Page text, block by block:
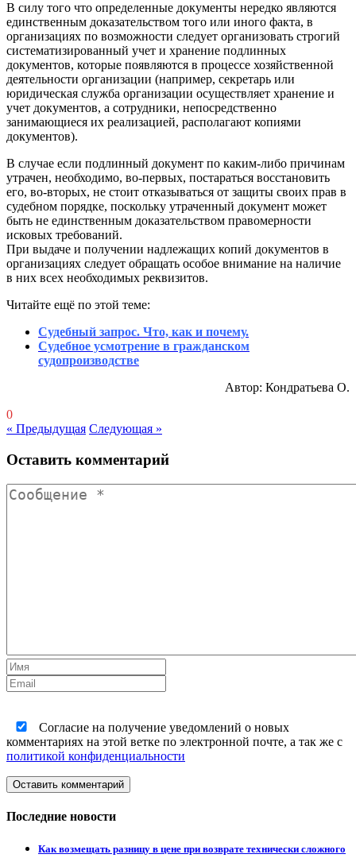
В силу того что определенные документы нередко являются
единственным доказательством того или иного факта, в
организациях по возможности следует организовать строгий
систематизированный учет и хранение подлинных
документов, которые появляются в процессе хозяйственной
деятельности организации (например, секретарь или
юридическая служба организации осуществляет хранение и
учет документов, а сотрудники, непосредственно
занимающиеся их реализацией, располагают копиями
документов).
В случае если подлинный документ по каким-либо причинам
утрачен, необходимо, во-первых, постараться восстановить
его, во-вторых, не стоит отказываться от защиты своих прав в
судебном порядке, поскольку утраченный документ может
быть не единственным доказательством правомерности
исковых требований.
При выдаче и получении надлежащих копий документов в
организациях следует обращать особое внимание на наличие
в них всех необходимых реквизитов.
Читайте ещё по этой теме:
Судебный запрос. Что, как и почему.
Судебное усмотрение в гражданском
судопроизводстве
Автор: Кондратьева О.
0
« Предыдущая Следующая »
Оставить комментарий
Согласие на получение уведомлений о новых
комментариях на этой ветке по электронной почте, а так же с
политикой конфиденциальности
Оставить комментарий
Последние новости
Как возмещать разницу в цене при возврате технически сложного